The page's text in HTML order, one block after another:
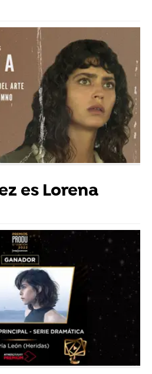
es Lorena